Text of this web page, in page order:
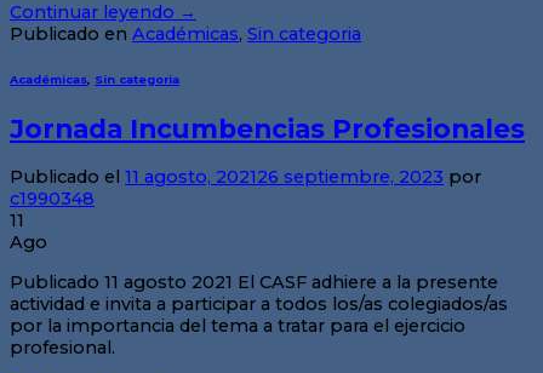
Continuar leyendo →
Publicado en Académicas, Sin categoria
Académicas Sin categoria
Jornada Incumbencias Profesionales
Publicado el 11 agosto, 202126 septiembre, 2023 por
c1990348
11
Ago
Publicado 11 agosto 2021 El CASF adhiere a la presente
actividad e invita a participar a todos los/as colegiados/as
por la importancia del tema a tratar para el ejercicio
profesional.